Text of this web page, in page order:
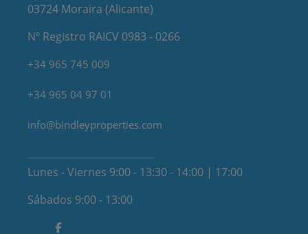
03724 Moraira (Alicante)
Nº Registro RAICV 0983 - 0266
+34 965 745 009
+34 965 04 97 01
info@bindleyproperties.com
Lunes - Viernes 9:00 - 13:30 - 14:00 | 17:00
Sábados 9:00 - 13:00